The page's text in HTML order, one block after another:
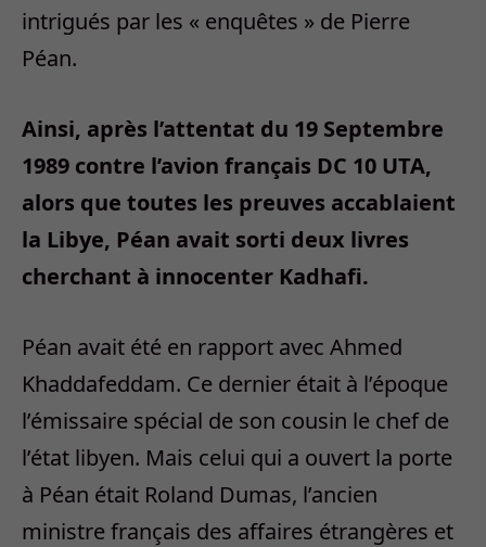
intrigués par les « enquêtes » de Pierre
Péan.
Ainsi, après l’attentat du 19 Septembre
1989 contre l’avion français DC 10 UTA,
alors que toutes les preuves accablaient
la Libye, Péan avait sorti deux livres
cherchant à innocenter Kadhafi.
Péan avait été en rapport avec Ahmed
Khaddafeddam. Ce dernier était à l’époque
l’émissaire spécial de son cousin le chef de
l’état libyen. Mais celui qui a ouvert la porte
à Péan était Roland Dumas, l’ancien
ministre français des affaires étrangères et